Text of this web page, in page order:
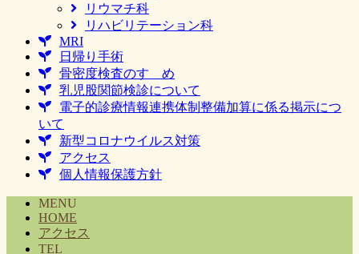
リウマチ科
リハビリテーション科
MRI
日帰り手術
骨密度検査のすゝめ
乳児股関節検診について
電子的診療情報連携体制整備加算に係る掲示につ
いて
新型コロナウイルス対策
アクセス
個人情報保護方針
MENU
HOME
アクセス
TEL